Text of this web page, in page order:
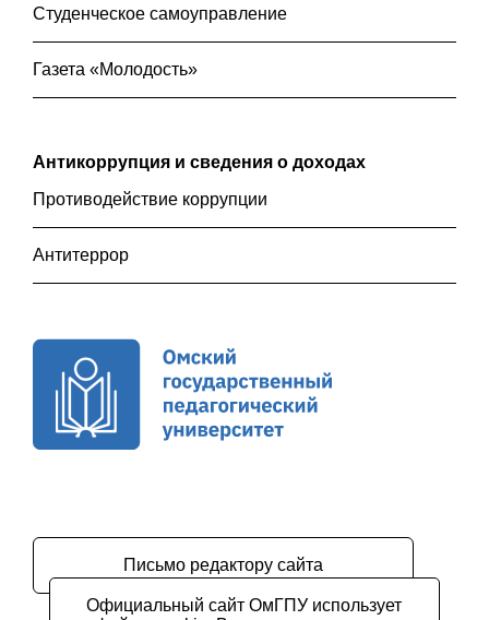
Студенческое самоуправление
Газета «Молодость»
Антикоррупция и сведения о доходах
Противодействие коррупции
Антитеррор
Письмо редактору сайта
Официальный сайт ОмГПУ использует